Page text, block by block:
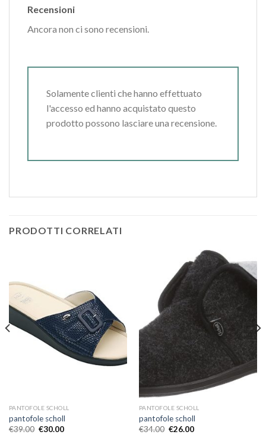
Recensioni
Ancora non ci sono recensioni.
Solamente clienti che hanno effettuato
l'accesso ed hanno acquistato questo
prodotto possono lasciare una recensione.
PRODOTTI CORRELATI
PANTOFOLE SCHOLL
pantofole scholl
€39.00 €30.00
PANTOFOLE SCHOLL
pantofole scholl
€34.00 €26.00